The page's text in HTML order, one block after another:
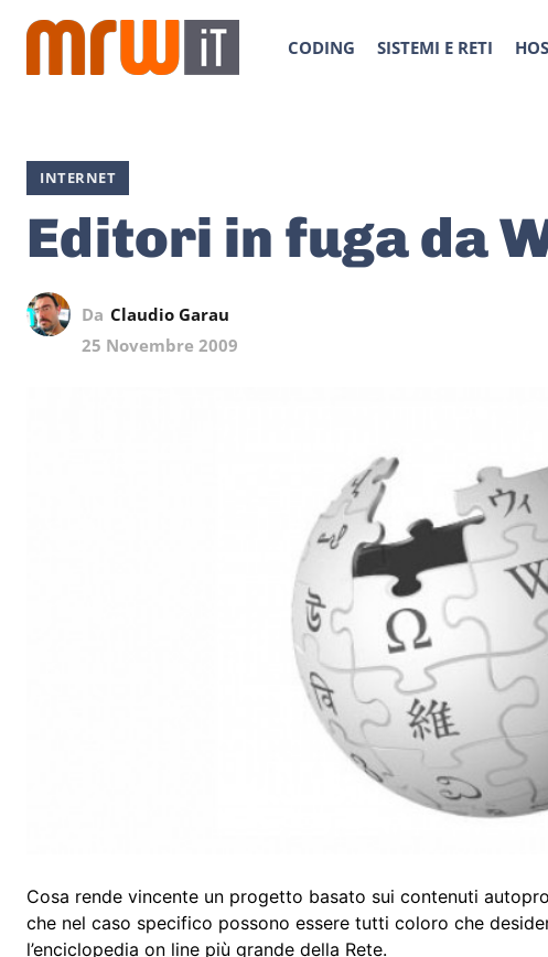
CODING SISTEMI E RETI
INTERNET
Editori in fuga da
Da Claudio Garau
25 Novembre 2009
Cosa rende vincente un progetto basato sui contenuti
che nel caso specifico possono essere tutti coloro che
l’enciclopedia on line più grande della Rete.